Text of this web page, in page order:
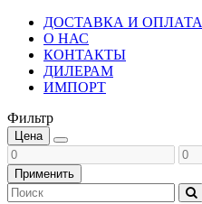
ДОСТАВКА И ОПЛАТА
О НАС
КОНТАКТЫ
ДИЛЕРАМ
ИМПОРТ
Фильтр
Цена
Применить